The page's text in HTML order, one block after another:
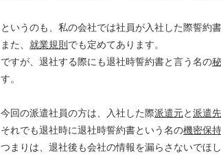
というのも、私の会社では社員が入社した際誓約書
また、 就業規則でも定めてあります。
ですが、退社する際にも退社時誓約書と言う名の
す。
今回の派遣社員の方は、入社した際派遣元と派遣先
それでも退社時に退社時誓約書という名の機密保
つまりは、退社後も会社の情報を漏らさないでほ